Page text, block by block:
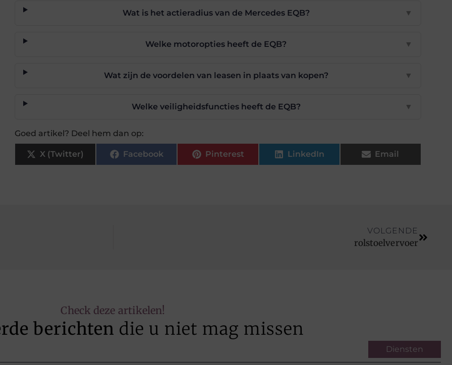
Wat is het actieradius van de Mercedes EQB? ▼
Welke motoropties heeft de EQB? ▼
Wat zijn de voordelen van leasen in plaats van kopen? ▼
Welke veiligheidsfuncties heeft de EQB? ▼
Goed artikel? Deel hem dan op:
X (Twitter) Facebook Pinterest LinkedIn Email
VOLGENDE
rolstoelvervoer
Check deze artikelen!
berichten die u niet mag missen
Diensten